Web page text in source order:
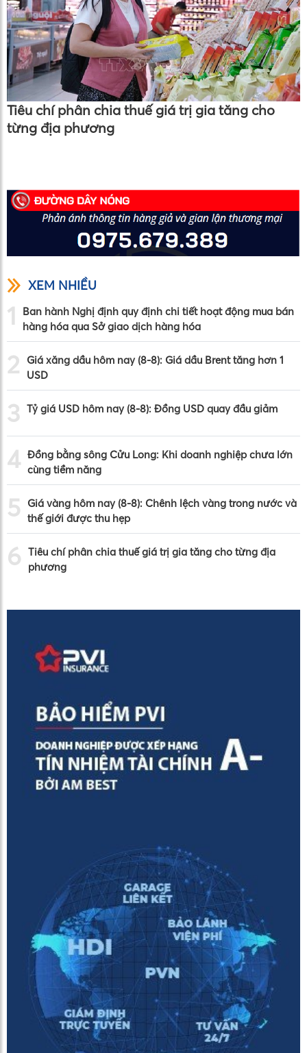
Tiêu chí phân chia thuế giá trị gia tăng cho
từng địa phương
XEM NHIỀU
1
Ban hành Nghị định quy định chi tiết hoạt động mua bán
hàng hóa qua Sở giao dịch hàng hóa
2
Giá xăng dầu hôm nay (8-8): Giá dầu Brent tăng hơn 1
USD
3 Tỷ giá USD hôm nay (8-8): Đồng USD quay đầu giảm
4 Đồng bằng sông Cửu Long: Khi doanh nghiệp chưa lớn
cùng tiềm năng
5
Giá vàng hôm nay (8-8): Chênh lệch vàng trong nước và
thế giới được thu hẹp
6 Tiêu chí phân chia thuế giá trị gia tăng cho từng địa
phương